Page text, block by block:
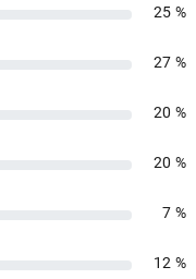
25 %
27 %
20 %
20 %
7 %
12 %